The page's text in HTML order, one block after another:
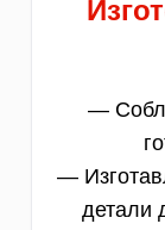
—
—
детали